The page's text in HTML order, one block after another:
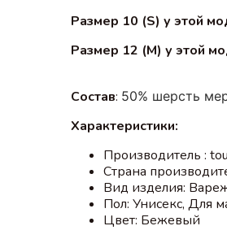
Размер 10 (S) у этой
Размер 12 (М) у этой
Состав: 50% шерсть
Характеристики:
Производитель :
Страна
Вид изделия:
Пол: Унисекс, Для
Цвет: Бежевый